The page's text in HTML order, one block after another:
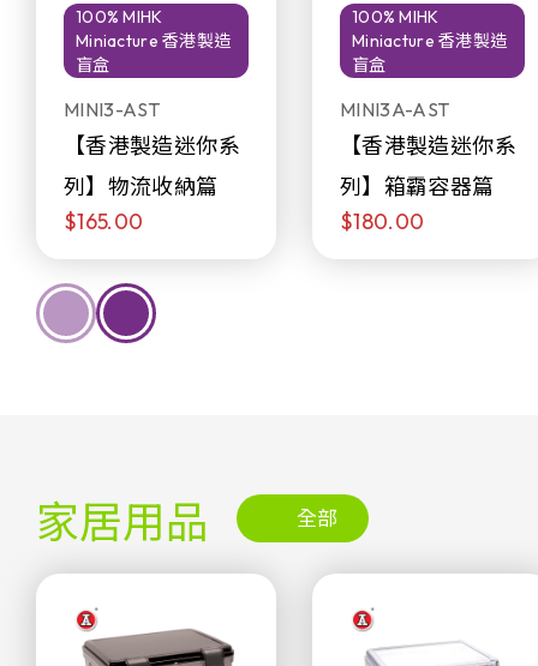
100% MIHK
Miniacture 香港製造
盲盒
MINI3-AST
【香港製造迷你系
列】物流收納篇
$165.00
100% MIHK
Miniacture 香港製造
盲盒
MINI3A-AST
【香港製造迷你系
列】箱霸容器篇
$180.00
家居用品 全部